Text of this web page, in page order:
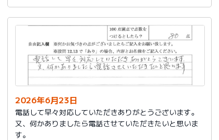
集長さんにもよろしく…
2026年6月23日
電話して早々対応していただきありがとうございます。
又、何かありましたら電話させていただきたいと思いま
す。